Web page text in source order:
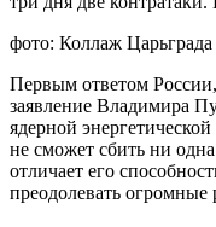
фото: Коллаж Царьграда
Первым ответом
заявление Владимира
ядерной
не сможет сбить ни
отличает его
преодолевать огромные